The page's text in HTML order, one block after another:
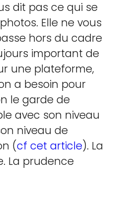
dit pas ce qui se
Elle ne vous
hors du cadre
important de
une plateforme,
a besoin pour
le garde de
avec son niveau
niveau de
(cf cet article). La
La prudence